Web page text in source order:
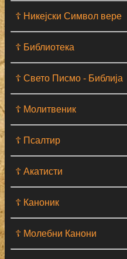
☦ Никејски Символ вере
☦ Библиотека
☦ Свето Писмо - Библија
☦ Молитвеник
☦ Псалтир
☦ Акатисти
☦ Каноник
☦ Молебни Канони